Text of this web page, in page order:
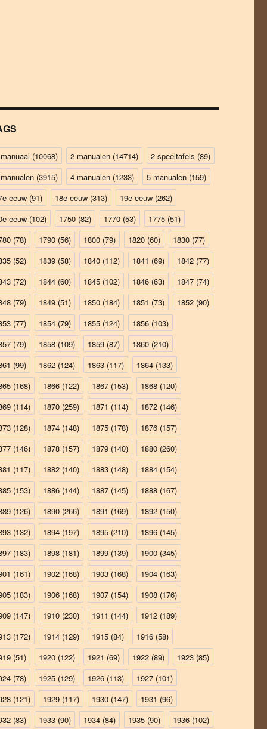
(10068) 2 manualen (14714) 2 speeltafels (89)
(3915) 4 manualen (1233) 5 manualen (159)
eeuw (91) 18e eeuw (313) 19e eeuw (262)
eeuw (102) 1750 (82) 1770 (53) 1775 (51)
(78) 1790 (56) 1800 (79) 1820 (60) 1830 (77)
(52) 1839 (58) 1840 (112) 1841 (69) 1842 (77)
(72) 1844 (60) 1845 (102) 1846 (63) 1847 (74)
(79) 1849 (51) 1850 (184) 1851 (73) 1852 (90)
(77) 1854 (79) 1855 (124) 1856 (103)
(79) 1858 (109) 1859 (87) 1860 (210)
(99) 1862 (124) 1863 (117) 1864 (133)
(168) 1866 (122) 1867 (153) 1868 (120)
(114) 1870 (259) 1871 (114) 1872 (146)
(128) 1874 (148) 1875 (178) 1876 (157)
(146) 1878 (157) 1879 (140) 1880 (260)
(117) 1882 (140) 1883 (148) 1884 (154)
(153) 1886 (144) 1887 (145) 1888 (167)
(126) 1890 (266) 1891 (169) 1892 (150)
(132) 1894 (197) 1895 (210) 1896 (145)
(183) 1898 (181) 1899 (139) 1900 (345)
(161) 1902 (168) 1903 (168) 1904 (163)
(183) 1906 (168) 1907 (154) 1908 (176)
(147) 1910 (230) 1911 (144) 1912 (189)
(172) 1914 (129) 1915 (84) 1916 (58)
(51) 1920 (122) 1921 (69) 1922 (89) 1923 (85)
(78) 1925 (129) 1926 (113) 1927 (101)
(121) 1929 (117) 1930 (147) 1931 (96)
(83) 1933 (90) 1934 (84) 1935 (90) 1936 (102)